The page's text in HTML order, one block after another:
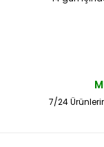
7/24